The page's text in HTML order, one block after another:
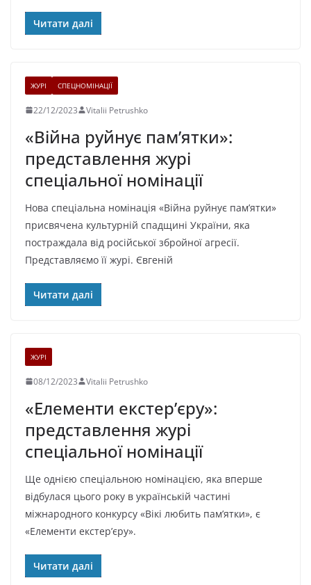
Читати далі
ЖУРІ СПЕЦНОМІНАЦІЇ
22/12/2023 Vitalii Petrushko
«Війна руйнує пам’ятки»:
представлення журі
спеціальної номінації
Нова спеціальна номінація «Війна руйнує пам’ятки»
присвячена культурній спадщині України, яка
постраждала від російської збройної агресії.
Представляємо її журі. Євгеній
Читати далі
ЖУРІ
08/12/2023 Vitalii Petrushko
«Елементи екстер’єру»:
представлення журі
спеціальної номінації
Ще однією спеціальною номінацією, яка вперше
відбулася цього року в українській частині
міжнародного конкурсу «Вікі любить пам’ятки», є
«Елементи екстер’єру».
Читати далі